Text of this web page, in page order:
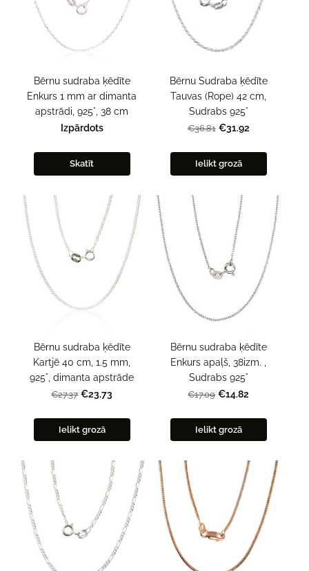
Bērnu sudraba ķēdīte
Enkurs 1 mm ar dimanta
apstrādi, 925°, 38 cm
Izpārdots
Skatīt
Bērnu Sudraba ķēdīte
Tauvas (Rope) 42 cm,
Sudrabs 925°
€36.81 €31.92
Ielikt grozā
Bērnu sudraba ķēdīte
Kartjē 40 cm, 1.5 mm,
925°, dimanta apstrāde
€27.37 €23.73
Ielikt grozā
Bērnu sudraba ķēdīte
Enkurs apaļš, 38izm. ,
Sudrabs 925°
€17.09 €14.82
Ielikt grozā